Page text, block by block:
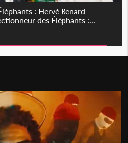
: Hervé Renard
des Éléphants :...